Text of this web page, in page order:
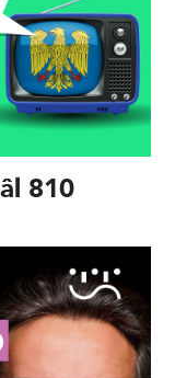
810